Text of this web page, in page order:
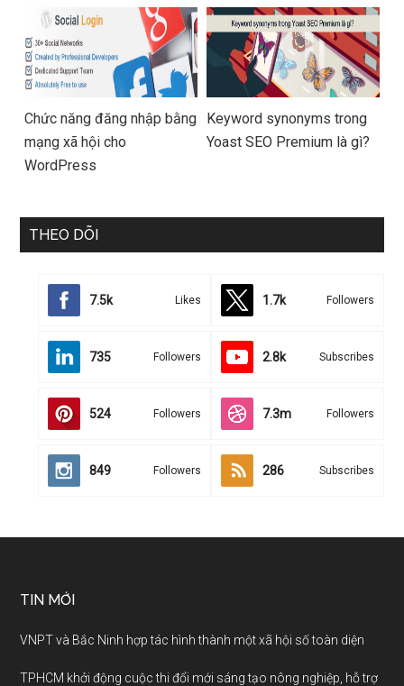
Chức năng đăng nhập bằng
mạng xã hội cho
WordPress
Keyword synonyms trong
Yoast SEO Premium là gì?
THEO DÕI
7.5k Likes 1.7k Followers
735 Followers 2.8k Subscribes
524 Followers 7.3m Followers
849 Followers 286 Subscribes
TIN MỚI
VNPT và Bắc Ninh hợp tác hình thành một xã hội số toàn diện
TPHCM khởi động cuộc thi đổi mới sáng tạo nông nghiệp, hỗ trợ